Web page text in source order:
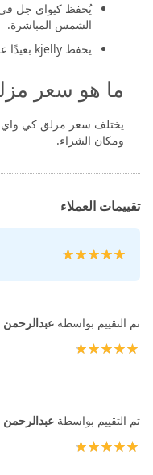
يُحفظ كيواي جل في
الشمس المباشرة.
يحفظ kjelly بعيدًا عن متناول الأطفال.
ما هو سعر
يختلف سعر مزلق كي
ومكان الشراء.
تقييمات العملاء
تقييم:
تم التقييم بواسطة عبدالرحمن
تم التقييم بواسطة عبدالرحمن